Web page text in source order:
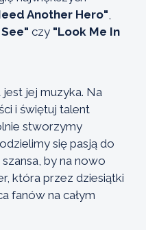
Another Hero"
czy "Look Me In
jej muzyka. Na
i świętuj talent
stworzymy
się pasją do
by na nowo
która przez dziesiątki
fanów na całym